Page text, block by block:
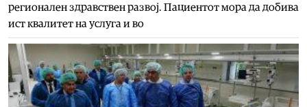
регионален здравствен развој. Пациентот мора да добива
ист квалитет на услуга и во